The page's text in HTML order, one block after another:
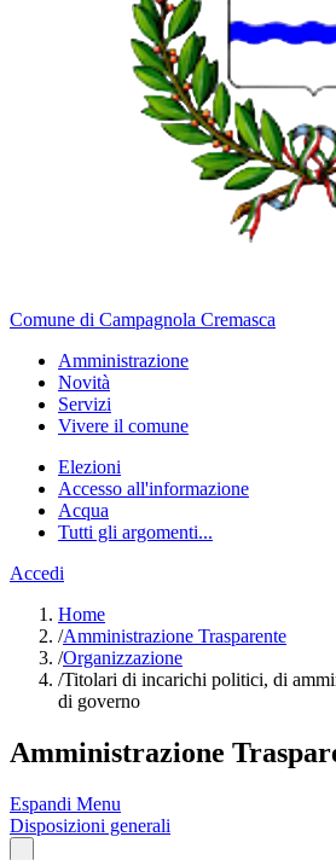
Comune di Campagnola Cremasca
Amministrazione
Novità
Servizi
Vivere il comune
Elezioni
Accesso all'informazione
Acqua
Tutti gli argomenti...
Accedi
Home
/Amministrazione Trasparente
/Organizzazione
/Titolari di incarichi politici, di
di governo
Amministrazione
Espandi Menu
Disposizioni generali